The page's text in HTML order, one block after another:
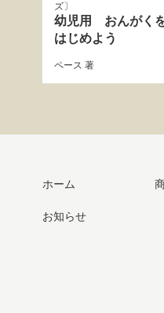
ズ
幼児用 おんがく
はじめよう
ペース 著
ホーム
お知らせ